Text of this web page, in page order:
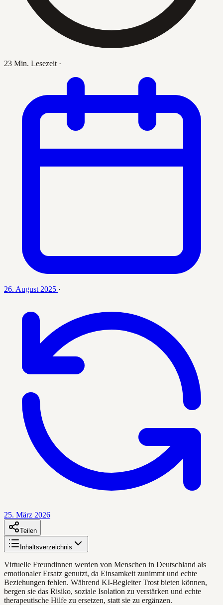
23 Min. Lesezeit ·
26. August 2025 ·
25. März 2026
Teilen
Inhaltsverzeichnis
Virtuelle Freundinnen werden von Menschen in Deutschland als
emotionaler Ersatz genutzt, da Einsamkeit zunimmt und echte
Beziehungen fehlen. Während KI-Begleiter Trost bieten können,
bergen sie das Risiko, soziale Isolation zu verstärken und echte
therapeutische Hilfe zu ersetzen, statt sie zu ergänzen.